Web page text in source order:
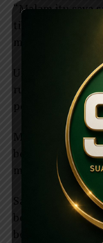
“Malam itu saya
tiba ada ular
mengusir
Ular akhirnya
rumah. Saya
polisi untuk
Mendapat
bersama piket
menuju lokasi
Saat tiba di
bersembunyi di
belakang rumah.